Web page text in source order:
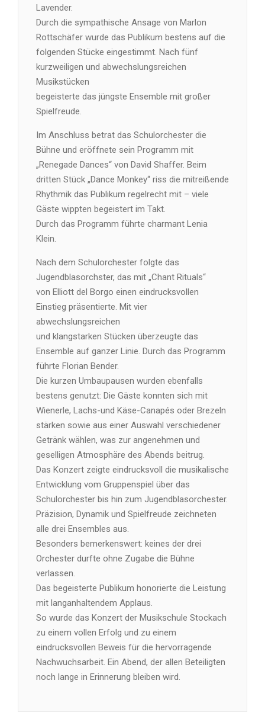
Lavender.
Durch die sympathische Ansage von Marlon
Rottschäfer wurde das Publikum bestens auf die
folgenden Stücke eingestimmt. Nach fünf
kurzweiligen und abwechslungsreichen
Musikstücken
begeisterte das jüngste Ensemble mit großer
Spielfreude.
Im Anschluss betrat das Schulorchester die
Bühne und eröffnete sein Programm mit
„Renegade Dances“ von David Shaffer. Beim
dritten Stück „Dance Monkey“ riss die mitreißende
Rhythmik das Publikum regelrecht mit – viele
Gäste wippten begeistert im Takt.
Durch das Programm führte charmant Lenia
Klein.
Nach dem Schulorchester folgte das
Jugendblasorchster, das mit „Chant Rituals“
von Elliott del Borgo einen eindrucksvollen
Einstieg präsentierte. Mit vier
abwechslungsreichen
und klangstarken Stücken überzeugte das
Ensemble auf ganzer Linie. Durch das Programm
führte Florian Bender.
Die kurzen Umbaupausen wurden ebenfalls
bestens genutzt: Die Gäste konnten sich mit
Wienerle, Lachs-und Käse-Canapés oder Brezeln
stärken sowie aus einer Auswahl verschiedener
Getränk wählen, was zur angenehmen und
geselligen Atmosphäre des Abends beitrug.
Das Konzert zeigte eindrucksvoll die musikalische
Entwicklung vom Gruppenspiel über das
Schulorchester bis hin zum Jugendblasorchester.
Präzision, Dynamik und Spielfreude zeichneten
alle drei Ensembles aus.
Besonders bemerkenswert: keines der drei
Orchester durfte ohne Zugabe die Bühne
verlassen.
Das begeisterte Publikum honorierte die Leistung
mit langanhaltendem Applaus.
So wurde das Konzert der Musikschule Stockach
zu einem vollen Erfolg und zu einem
eindrucksvollen Beweis für die hervorragende
Nachwuchsarbeit. Ein Abend, der allen Beteiligten
noch lange in Erinnerung bleiben wird.